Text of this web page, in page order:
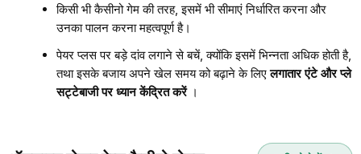
किसी भी कैसीनो गेम की तरह, इसमें भी सीमाएं निर्धारित करना और
उनका पालन करना महत्वपूर्ण है।
पेयर प्लस पर बड़े दांव लगाने से बचें, क्योंकि इसमें भिन्नता अधिक होती है,
तथा इसके बजाय अपने खेल समय को बढ़ाने के लिएलगातार एंटे और प्ले
सट्टेबाजी पर ध्यान केंद्रित करें।